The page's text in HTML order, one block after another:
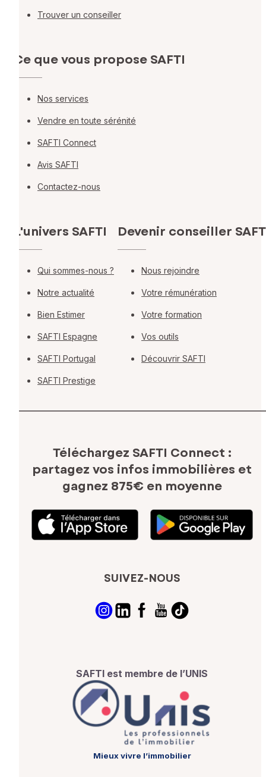
Trouver un conseiller
Ce que vous propose SAFTI
Nos services
Vendre en toute sérénité
SAFTI Connect
Avis SAFTI
Contactez-nous
L'univers SAFTI
Qui sommes-nous ?
Notre actualité
Bien Estimer
SAFTI Espagne
SAFTI Portugal
SAFTI Prestige
Devenir conseiller
Nous rejoindre
Votre rémunération
Votre formation
Vos outils
Découvrir SAFTI
Téléchargez SAFTI Connect :
partagez vos infos immobilières et
gagnez 875€ en moyenne
SUIVEZ-NOUS
SAFTI est membre de l’UNIS
Mieux vivre l’immobilier